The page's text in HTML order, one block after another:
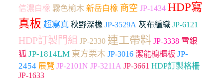
信濃白橡 霧色榆木 新岳白橡 商空 JP-1434 HDP寫
真板 超寫真 秋野深橡 JP-3529A 灰布編織 JP-6121
HDP訂製門組 JP-2330 連工帶料 JP-3338 雪銀
狐 JP-1814LM 東方栗木 JP-3016 潔能櫥櫃板 JP-
2454 展覽 JP-2101N JP-3211A JP-3661 HDP訂製格柵
JP-1633